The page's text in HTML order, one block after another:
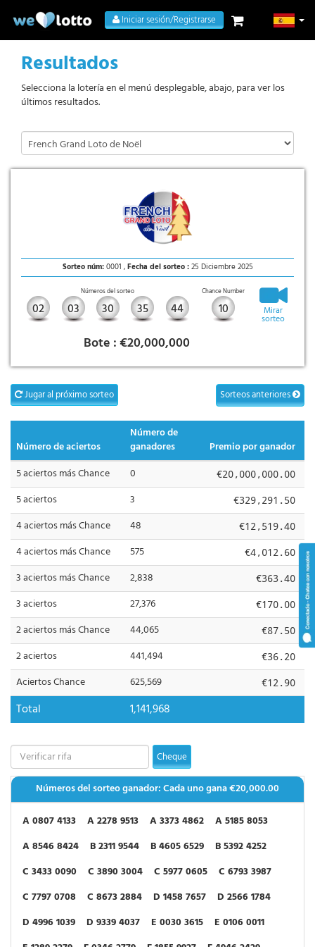
Iniciar sesión/Registrarse
Resultados
Selecciona la lotería en el menú desplegable, abajo, para ver los
últimos resultados.
Sorteo núm:0001 ,Fecha del sorteo :25 Diciembre 2025
Números del sorteo Chance Number
02 03 30 35 44 10
Bote :€20,000,000
Mirar
sorteo
Jugar al próximo sorteo Sorteos anteriores
Número de aciertos
Número de
ganadores
Premio por ganador
5 aciertos más Chance
0 €20,000,000.00
5 aciertos 3 €329,291.50
4 aciertos más Chance 48 €12,519.40
4 aciertos más Chance 575 €4,012.60
3 aciertos más Chance 2,838 €363.40
3 aciertos 27,376 €170.00
2 aciertos más Chance 44,065 €87.50
2 aciertos 441,494 €36.20
Aciertos Chance 625,569 €12.90
Total 1,141,968
Cheque
Números del sorteo ganador: Cada uno gana€20,000.00
A 0807 4133
A 2278 9513 A 3373 4862
A 5185 8053
A 8546 8424
B 2311 9544 B 4605 6529
B 5392 4252
C 3433 0090
C 3890 3004 C 5977 0605
C 6793 3987
C 7797 0708
C 8673 2884 D 1458 7657
D 2566 1784
D 4996 1039
D 9339 4037 E 0030 3615
E 0106 0011